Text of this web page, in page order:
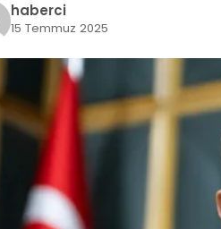
haberci
15 Temmuz 2025